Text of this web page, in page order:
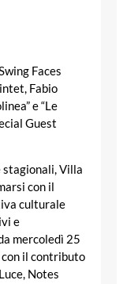
Faces
Fabio
e “Le
Guest
stagionali,Villa
con il
culturale
e
mercoledì 25
il contributo
, Notes